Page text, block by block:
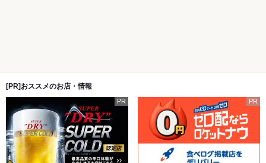
[PR]おススメのお店・情報
PR PR